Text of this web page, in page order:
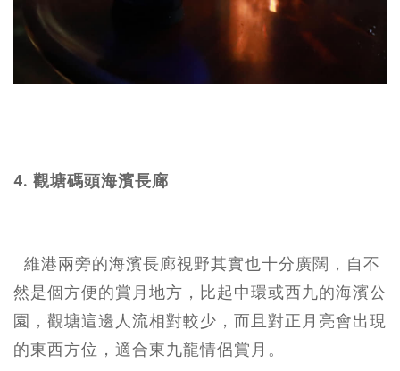
4. 觀塘碼頭海濱長廊
維港兩旁的海濱長廊視野其實也十分廣闊，自不
然是個方便的賞月地方，比起中環或西九的海濱公
園，觀塘這邊人流相對較少，而且對正月亮會出現
的東西方位，適合東九龍情侶賞月。